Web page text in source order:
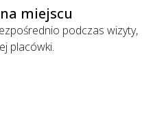
miejscu
podczas wizyty,
placówki.